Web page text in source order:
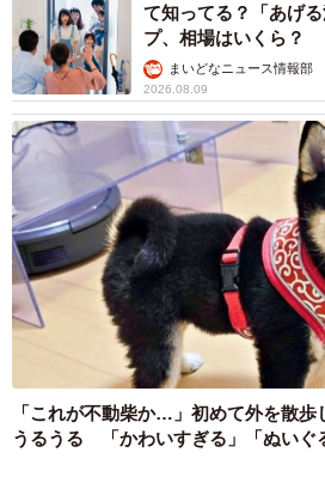
て知ってる？「あげ
プ、相場はいくら？
まいどなニュース情報部
2026.08.09
「これが不動柴か…」初めて外を散
うるうる 「かわいすぎる」「ぬいぐ